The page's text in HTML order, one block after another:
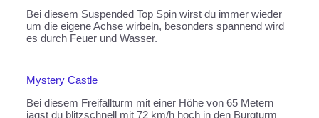
Bei diesem Suspended Top Spin wirst du immer wieder
um die eigene Achse wirbeln, besonders spannend wird
es durch Feuer und Wasser.
Mystery Castle
Bei diesem Freifallturm mit einer Höhe von 65 Metern
jagst du blitzschnell mit 72 km/h hoch in den Burgturm